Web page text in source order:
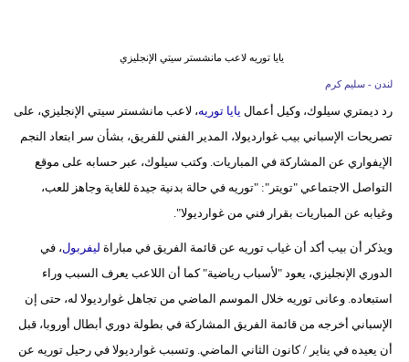
مرأة
أزياء
إسلامية
وتكنولوجيا
بيئة
مدوَّنات
يايا توريه لاعب مانشستر سيتي الإنجليزي
لندن - سليم كرم
رد ديمتري سيلوك، وكيل أعمال يايا توريه، لاعب مانشستر سيتي الإنجليزي، على
تصريحات الإسباني بيب غوارديولا، المدير الفني للفريق، بشأن سر ابتعاد النجم
الإيفواري عن المشاركة في المباريات. وكتب سيلوك، عبر حسابه على موقع
التواصل الاجتماعي "تويتر": "توريه في حالة بدنية جيدة للغاية وجاهز للعب،
وغيابه عن المباريات بقرار فني من غوارديولا".
ويذكر أن بيب أكد أن غياب توريه عن قائمة الفريق في مباراة ليفربول، في
الدوري الإنجليزي، يعود "لأسباب رياضية" كما أن اللاعب يعرف السبب وراء
استبعاده. وعانى توريه خلال الموسم الماضي من تجاهل غوارديولا له، حتى إن
الإسباني أخرجه من قائمة الفريق المشاركة في بطولة دوري أبطال أوروبا، قبل
أن يعيده في يناير / كانون الثاني الماضي. وتسبب غوارديولا في رحيل توريه عن